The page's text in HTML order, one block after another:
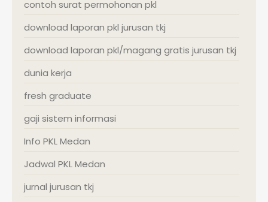
contoh surat permohonan pkl
download laporan pkl jurusan tkj
download laporan pkl/magang gratis jurusan tkj
dunia kerja
fresh graduate
gaji sistem informasi
Info PKL Medan
Jadwal PKL Medan
jurnal jurusan tkj